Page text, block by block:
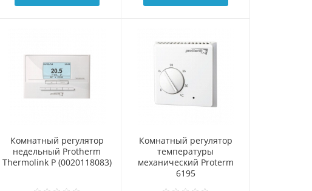
Комнатный регулятор
недельный Protherm
Thermolink P (0020118083)
Комнатный регулятор
температуры
механический Proterm
6195